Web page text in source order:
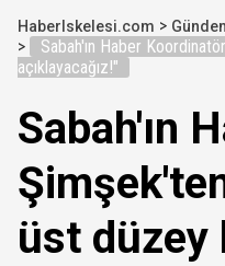
Veli Ağbaba'nın
MGK Toplantısı sona
İzmit Belediyesi'nde
Tahir Sarıkaya'nın
Hakkında fezleke
HaberIskelesi.com
Sabah'ın Haber
açıklayacağız!"
Sabah'ın
üst düzey